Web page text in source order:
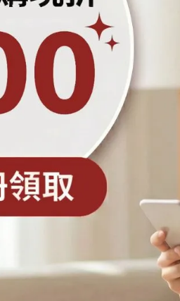
每顆(20g)
77.8
73.6
64.4 (20g)
64 (20g)